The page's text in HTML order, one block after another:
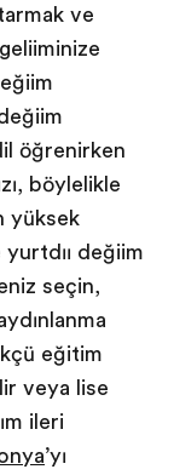
ve
öğrenirken
böylelikle
yüksek
değişim
seçin,
eğitim
veya lise
ileri
’yı